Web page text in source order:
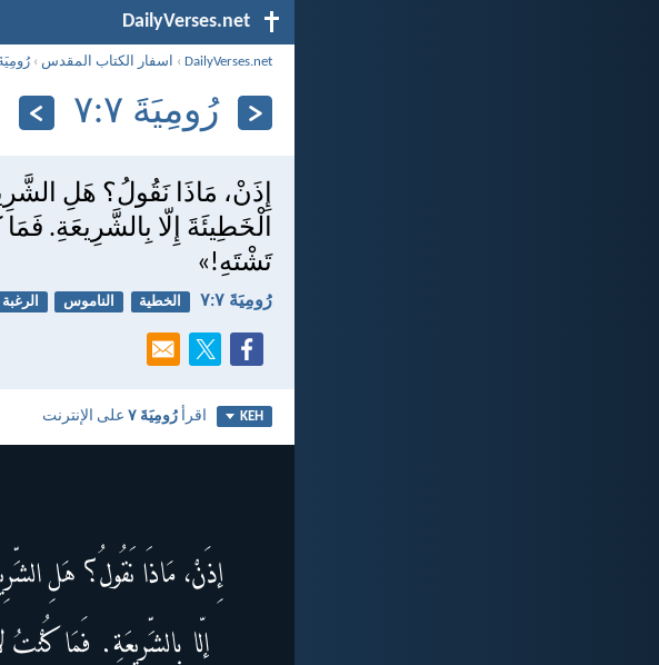
DailyVerses.net
DailyVerses.net
› اسفار الكتاب المقدس ›
رُومِيَةَ ٧:‏٧
إِذَنْ، مَاذَا نَقُولُ؟ هَلِ
الْخَطِيئَةَ إِلّا بِالشَّرِيعَةِ.
تَشْتَهِ!»
رُومِيَةَ ٧:‏٧ الخطية الناموس الرغبة
KEH اقرأرُومِيَةَ ٧ على الإنترنت